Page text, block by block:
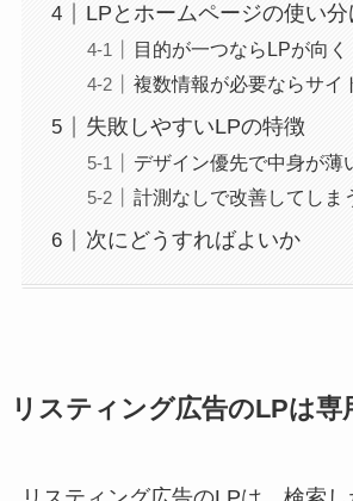
LPとホームページの使い分
目的が一つならLPが向く
複数情報が必要ならサイ
失敗しやすいLPの特徴
デザイン優先で中身が薄
計測なしで改善してしま
次にどうすればよいか
リスティング広告のLPは専